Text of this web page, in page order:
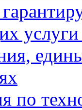
по